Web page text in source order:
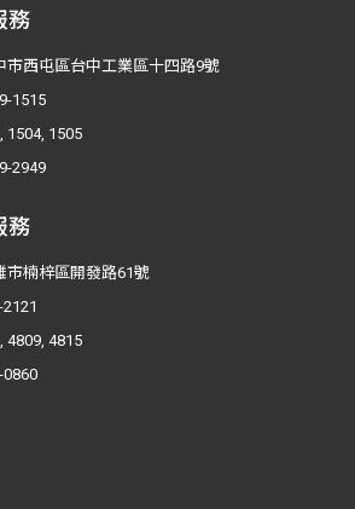
務
市西屯區台中工業區十四路9號
1515
1504, 1505
2949
務
市楠梓區開發路61號
4809, 4815
0860